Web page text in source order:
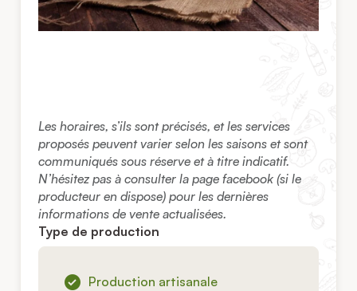
Les horaires, s’ils sont précisés, et les services
proposés peuvent varier selon les saisons et sont
communiqués sous réserve et à titre indicatif.
N’hésitez pas à consulter la page facebook (si le
producteur en dispose) pour les dernières
informations de vente actualisées.
Type de production
Production artisanale